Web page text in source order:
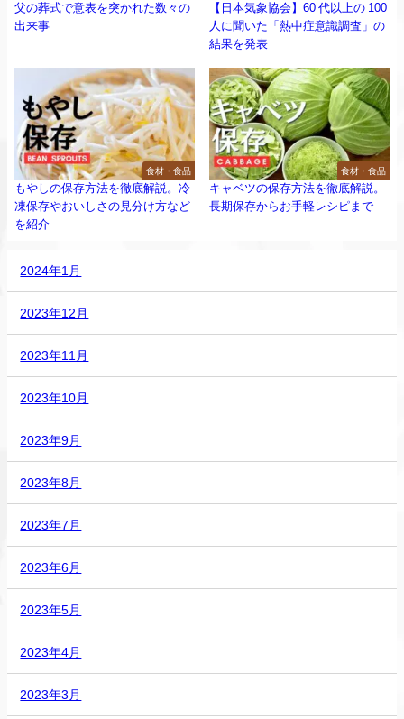
父の葬式で意表を突かれた数々の
出来事
【日本気象協会】60 代以上の 100
人に聞いた「熱中症意識調査」の
結果を発表
食材・食品
もやしの保存方法を徹底解説。冷
凍保存やおいしさの見分け方など
を紹介
食材・食品
キャベツの保存方法を徹底解説。
長期保存からお手軽レシピまで
2024年1月
2023年12月
2023年11月
2023年10月
2023年9月
2023年8月
2023年7月
2023年6月
2023年5月
2023年4月
2023年3月